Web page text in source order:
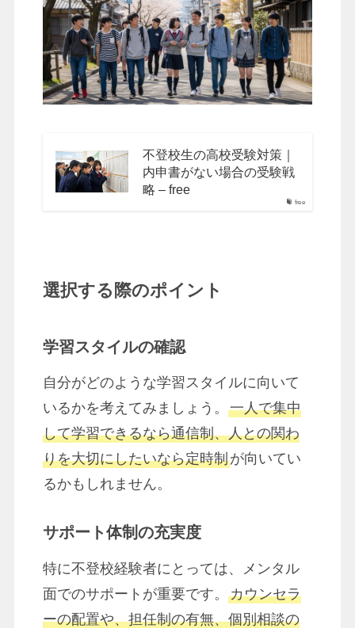
free
不登校生の高校受験対策｜
内申書がない場合の受験戦
略 – free
選択する際のポイント
学習スタイルの確認
自分がどのような学習スタイルに向いて
いるかを考えてみましょう。 一人で集中
して学習できるなら通信制、人との関わ
りを大切にしたいなら定時制が向いてい
るかもしれません。
サポート体制の充実度
特に不登校経験者にとっては、メンタル
面でのサポートが重要です。 カウンセラ
ーの配置や、担任制の有無、個別相談の